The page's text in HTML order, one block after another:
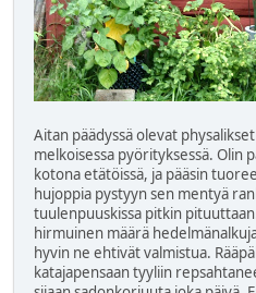
Aitan päädyssä olevat
melkoisessa pyörityksessä. Olin
kotona etätöissä, ja pääsin
hujoppia pystyyn sen mentyä
tuulenpuuskissa pitkin
hirmuinen määrä
hyvin ne ehtivät valmistua.
katajapensaan tyyliin